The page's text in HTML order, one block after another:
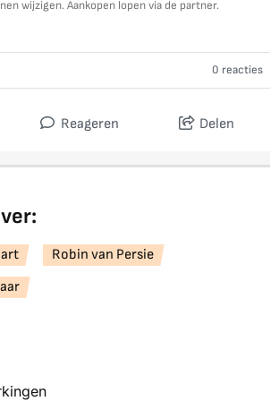
wijzigen. Aankopen lopen via de partner.
0 reacties
Reageren Delen
Robin van Persie